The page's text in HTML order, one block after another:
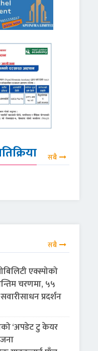
सबै
सबै
एक्स्पोको
चरणमा, ५५
प्रदर्शन
‘अपडेट टु केयर